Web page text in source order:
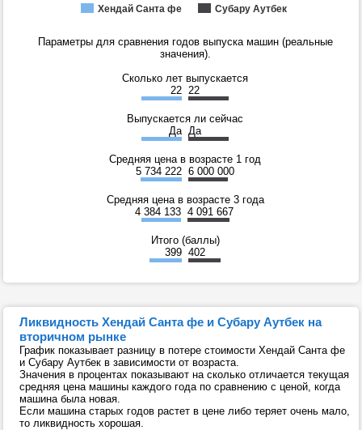
Хендай Санта фе Субару Аутбек
Параметры для сравнения годов выпуска машин (реальные
значения).
Сколько лет выпускается
22 22
Выпускается ли сейчас
Да Да
Средняя цена в возрасте 1 год
5 734 222 6 000 000
Средняя цена в возрасте 3 года
4 384 133 4 091 667
Итого (баллы)
399 402
Ликвидность Хендай Санта фе и Субару Аутбек на
вторичном рынке
График показывает разницу в потере стоимости Хендай Санта фе
и Субару Аутбек в зависимости от возраста.
Значения в процентах показывают на сколько отличается текущая
средняя цена машины каждого года по сравнению с ценой, когда
машина была новая.
Если машина старых годов растет в цене либо теряет очень мало,
то ликвидность хорошая.